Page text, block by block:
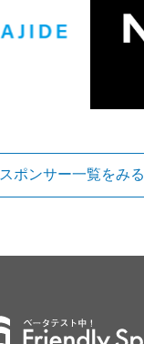
スポンサー一覧をみる